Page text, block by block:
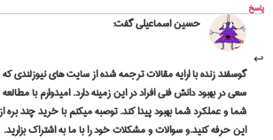
پاسخ
حسین اسماعیلیگفت:
گوسفند زنده با ارایه مقالات ترجمه شده از سایت های نیوزلندی
سعی در بهبود دانش فنی افراد در این زمینه دارد. امیدوارم با
شما و عملکرد شما بهبود پیدا کند. توصبه میکنم با خرید چند
این حرفه کنید.و سوالات و مشکلات خود را با ما به اشتراک بزارید.